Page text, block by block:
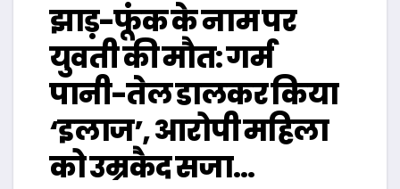
झाड़-फूंक के नाम पर
युवती की मौत: गर्म
पानी-तेल डालकर किया
‘इलाज’, आरोपी महिला
को उम्रकैद सजा…